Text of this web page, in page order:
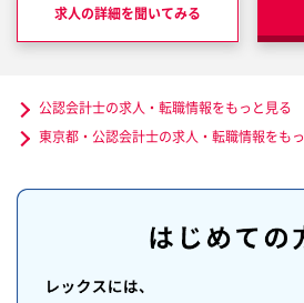
求人の詳細を聞いてみる
公認会計士の求人・転職情報をもっと見る
東京都・公認会計士の求人・転職情報をも